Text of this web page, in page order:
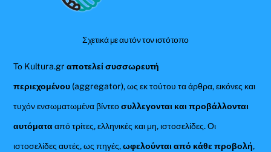
Σχετικά με αυτόν τον ιστότοπο
Το Kultura.grαποτελεί συσσωρευτή
περιεχομένου (aggregator), ως εκ τούτου τα άρθρα, εικόνες και
τυχόν ενσωματωμένα βίντεοσυλλεγονται και προβάλλονται
αυτόματααπό τρίτες, ελληνικές και μη, ιστοσελίδες. Οι
ιστοσελίδες αυτές, ως πηγές,ωφελούνται από κάθε προβολή,